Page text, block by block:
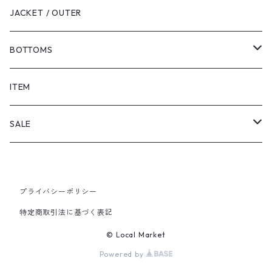
JACKET / OUTER
BOTTOMS
SHORTS
PANTS
ITEM
SALE
PANTS
プライバシーポリシー
特定商取引法に基づく表記
© Local Market
Powered by